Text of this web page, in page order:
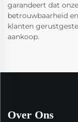
garandeert dat
betrouwbaarheid
klanten
aankoop.
Over Ons